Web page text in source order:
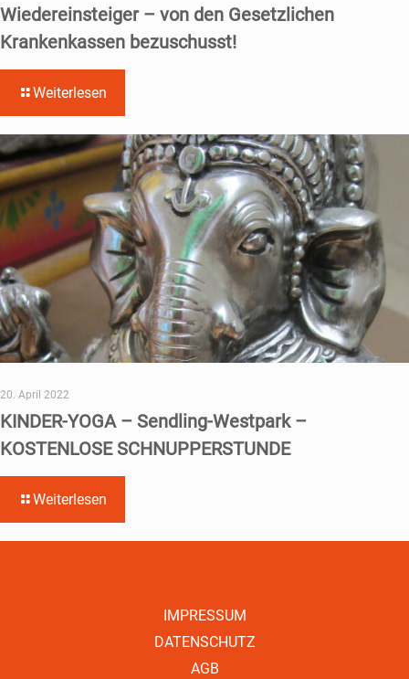
Wiedereinsteiger – von den Gesetzlichen
Krankenkassen bezuschusst!
Weiterlesen
20. April 2022
KINDER-YOGA – Sendling-Westpark –
KOSTENLOSE SCHNUPPERSTUNDE
Weiterlesen
IMPRESSUM
DATENSCHUTZ
AGB